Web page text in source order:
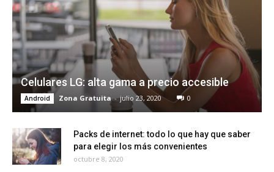
Celulares LG: alta gama a precio accesible
Android Zona Gratuita - julio 23, 2020 0
Packs de internet: todo lo que hay que saber
para elegir los más convenientes
octubre 8, 2020